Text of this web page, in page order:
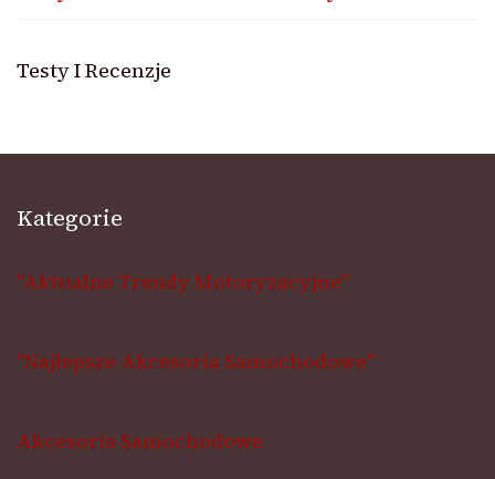
Testy I Recenzje
Kategorie
"Aktualne Trendy Motoryzacyjne"
"Najlepsze Akcesoria Samochodowe"
Akcesoria Samochodowe